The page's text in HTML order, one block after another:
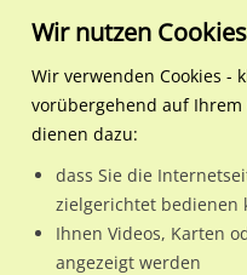
Regionale
Hammer
Wir nutzen Cookies
Wir verwenden Cookies -
vorübergehend auf
dienen dazu:
dass Sie die
zielgerichtet bedienen
Ihnen Videos, Karten
angezeigt werden